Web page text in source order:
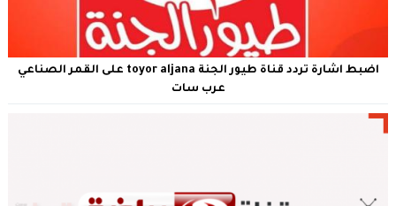
اضبط اشارة تردد قناة طيور الجنة toyor aljana على القمر الصناعي
عرب سات